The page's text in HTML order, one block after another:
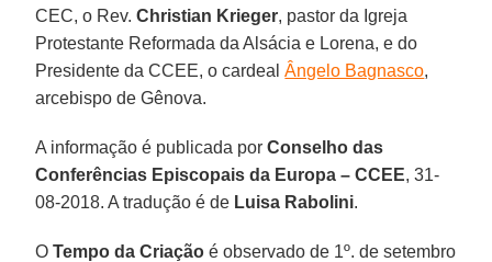
CEC, o Rev.Christian Krieger, pastor da Igreja
Protestante Reformada da Alsácia e Lorena, e do
Presidente da CCEE, o cardealÂngelo Bagnasco,
arcebispo de Gênova.
A informação é publicada porConselho das
Conferências Episcopais da Europa – CCEE, 31-
08-2018. A tradução é de Luisa Rabolini.
OTempo da Criação é observado de 1º. de setembro